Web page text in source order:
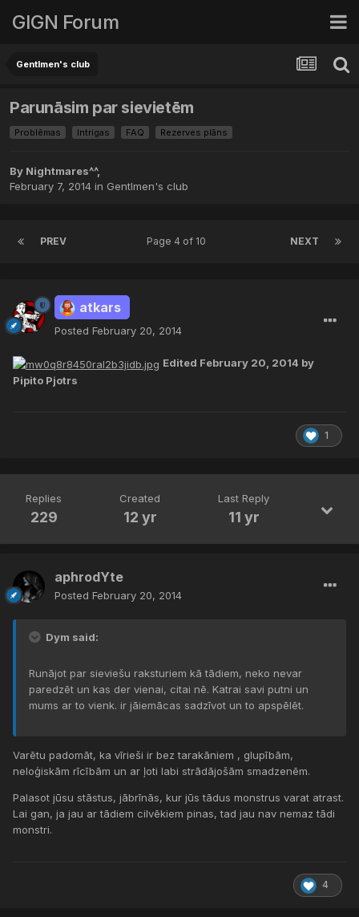
GIGN Forum
Gentlmen's club
Parunāsim par sievietēm
Problēmas Intrigas FAQ Rezerves plāns
By Nightmares^^,
February 7, 2014 in Gentlmen's club
PREV NEXT
Page 4 of 10
atkars
Posted February 20, 2014
Edited February 20, 2014 by
Pipito Pjotrs
1
Replies
229
Created
12 yr
Last Reply
11 yr
aphrodYte
Posted February 20, 2014
Dym said:
Runājot par sieviešu raksturiem kā tādiem, neko nevar
paredzēt un kas der vienai, citai nē. Katrai savi putni un
mums ar to vienk. ir jāiemācas sadzīvot un to apspēlēt.
Varētu padomāt, ka vīrieši ir bez tarakāniem , glupībām,
neloģiskām rīcībām un ar ļoti labi strādājošām smadzenēm.
Palasot jūsu stāstus, jābrīnās, kur jūs tādus monstrus varat atrast.
Lai gan, ja jau ar tādiem cilvēkiem pinas, tad jau nav nemaz tādi
monstri.
4